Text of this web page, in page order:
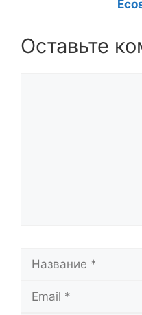
Оставьте